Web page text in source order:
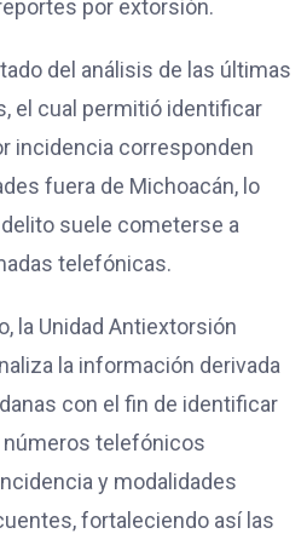
por extorsión.
del análisis de las últimas
el cual permitió identificar
incidencia corresponden
fuera de Michoacán, lo
suele cometerse a
telefónicas.
la Unidad Antiextorsión
la información derivada
con el fin de identificar
números telefónicos
y modalidades
fortaleciendo así las